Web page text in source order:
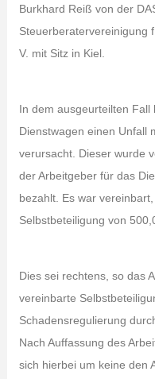
Burkhard Reiß von der
Steuerberatervereinigung
V. mit Sitz in Kiel.
In dem ausgeurteilten
Dienstwagen einen Unfall
verursacht. Dieser wurde
der Arbeitgeber für das
bezahlt. Es war
Selbstbeteiligung von
Dies sei rechtens, so das
vereinbarte
Schadensregulierung
Nach Auffassung des
sich hierbei um keine den